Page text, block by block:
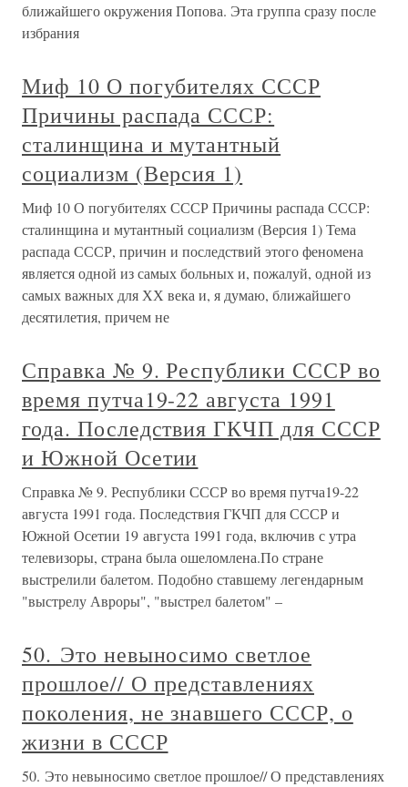
ближайшего окружения Попова. Эта группа сразу после
избрания
Миф 10 О погубителях СССР
Причины распада СССР:
сталинщина и мутантный
социализм (Версия 1)
Миф 10 О погубителях СССР Причины распада СССР:
сталинщина и мутантный социализм (Версия 1) Тема
распада СССР, причин и последствий этого феномена
является одной из самых больных и, пожалуй, одной из
самых важных для ХХ века и, я думаю, ближайшего
десятилетия, причем не
Справка № 9. Республики СССР во
время путча19-22 августа 1991
года. Последствия ГКЧП для СССР
и Южной Осетии
Справка № 9. Республики СССР во время путча19-22
августа 1991 года. Последствия ГКЧП для СССР и
Южной Осетии 19 августа 1991 года, включив с утра
телевизоры, страна была ошеломлена.По стране
выстрелили балетом. Подобно ставшему легендарным
"выстрелу Авроры", "выстрел балетом" –
50. Это невыносимо светлое
прошлое// О представлениях
поколения, не знавшего СССР, о
жизни в СССР
50. Это невыносимо светлое прошлое// О представлениях